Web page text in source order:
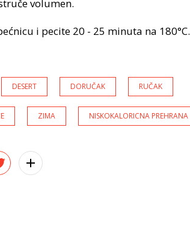
volumen.
i pecite 20 - 25 minuta na 180°C.
DESERT DORUČAK RUČAK
ZIMA NISKOKALORICNA PREHRANA